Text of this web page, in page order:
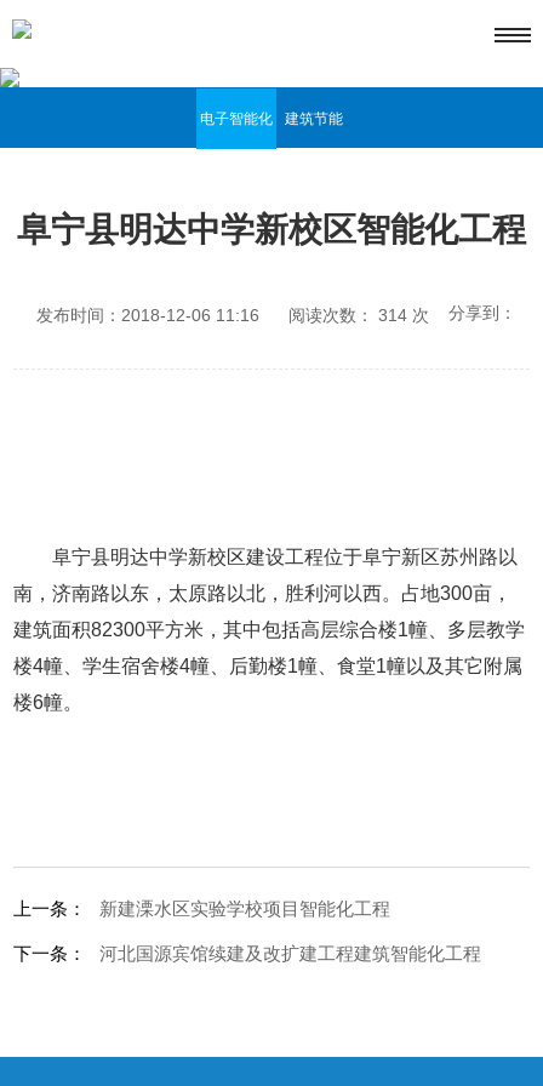
电子智能化 建筑节能
阜宁县明达中学新校区智能化工程
发布时间：2018-12-06 11:16 阅读次数： 314 次 分享到：
阜宁县明达中学新校区建设工程位于阜宁新区苏州路以
南，济南路以东，太原路以北，胜利河以西。占地300亩，
建筑面积82300平方米，其中包括高层综合楼1幢、多层教学
楼4幢、学生宿舍楼4幢、后勤楼1幢、食堂1幢以及其它附属
楼6幢。
上一条： 新建溧水区实验学校项目智能化工程
下一条： 河北国源宾馆续建及改扩建工程建筑智能化工程